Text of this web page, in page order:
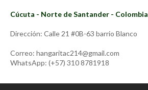
Cúcuta - Norte de Santander - Colombia
Dirección: Calle 21 #0B-63 barrio Blanco
Correo: hangaritac214@gmail.com
WhatsApp: (+57) 310 8781918